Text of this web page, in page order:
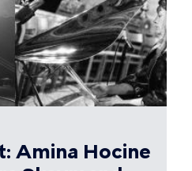
Amina Hocine